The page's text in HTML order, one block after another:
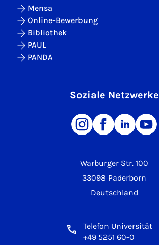
Warburger Str. 100
33098 Paderborn
Deutschland
Telefon Universität
+49 5251 60-0
Mensa
Online-Bewerbung
Bibliothek
PAUL
PANDA
Soziale Netzwerke